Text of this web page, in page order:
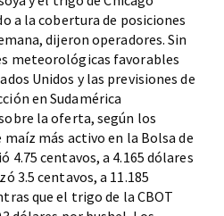
a la cobertura de posiciones
dijeron operadores. Sin
meteorológicas favorables
Unidos y las previsiones de
en Sudamérica
la oferta, según los
más activo en la Bolsa de
4.75 centavos, a 4.165 dólares
3.5 centavos, a 11.185
que el trigo de la CBOT